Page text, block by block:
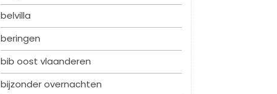
belvilla
beringen
bib oost vlaanderen
bijzonder overnachten